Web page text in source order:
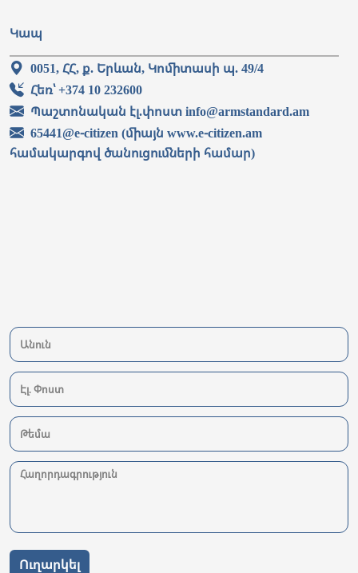
Կապ
0051, ՀՀ, ք. Երևան, Կոմիտասի պ. 49/4
Հեռ՝ +374 10 232600
Պաշտոնական էլ.փոստ info@armstandard.am
65441@e-citizen (միայն www.e-citizen.am
համակարգով ծանուցումների համար)
Ուղարկել